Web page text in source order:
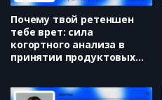
Почему твой ретеншен
тебе врет: сила
когортного анализа в
принятии продуктовых